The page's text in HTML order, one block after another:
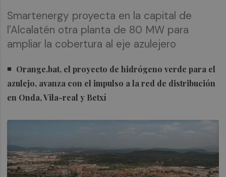
Smartenergy proyecta en la capital de
l'Alcalatén otra planta de 80 MW para
ampliar la cobertura al eje azulejero
Orange.bat, el proyecto de hidrógeno verde para el
azulejo, avanza con el impulso a la red de distribución
en Onda, Vila-real y Betxí